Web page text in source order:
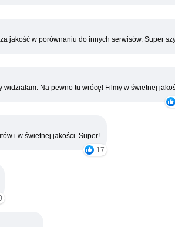
jakość w porównaniu do innych serwisów. Super
Na pewno tu wrócę! Filmy w świetnej
i w świetnej jakości. Super!
17